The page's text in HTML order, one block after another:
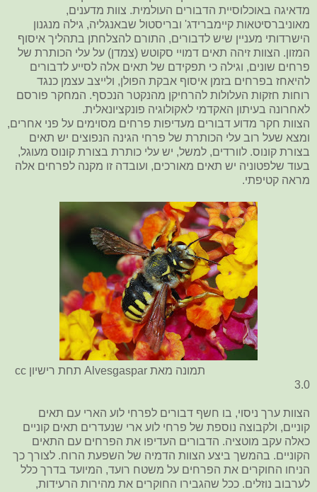
מדאיגה באוכלוסיית הדבורים העולמית. צוות מדענים,
מאוניברסיטאות קיימברידג' ובריסטול שבאנגליה, גילה מנגנון
הישרדותי מעניין שיש לדבורים, התורם להצלחתן בתהליך איסוף
המזון. הצוות זיהה תאים דמויי סקוטש (צמדן) על עלי הכותרת של
פרחים שונים, וגילה כי תפקידם של תאים אלה לסייע לדבורים
להיאחז בפרחים בזמן איסוף אבקת הפולן, ולייצב עצמן כנגד
רוחות חזקות העלולות להרחיקן מהנקטר הנכסף. המחקר פורסם
לאחרונה בעיתון האקדמי לאקולוגיה פונקציונאלית.
הצוות חקר מדוע דבורים מעדיפות פרחים מסוימים על פני אחרים,
ומצא שעל רוב עלי הכותרת של פרחי הגינה הנפוצים יש תאים
בצורת קונוס. לוורדים, למשל, יש עלי כותרת בצורת קונוס מעוגל,
בעוד שלפטוניה יש תאים מאורכים, ועובדה זו מקנה לפרחים אלה
מראה קטיפתי.
תמונה מאת Alvesgaspar תחת רישיון cc
3.0
הצוות ערך ניסוי, בו חשף דבורים לפרחי לוע הארי עם תאים
קוניים, ולקבוצה נוספת של פרחי לוע ארי שנעדרים תאים קוניים
כאלה עקב מוטציה. הדבורים העדיפו את הפרחים עם התאים
הקוניים. בהמשך ביצע הצוות הדמיה של השפעת הרוח. לצורך כך
הניחו החוקרים את הפרחים על משטח רועד, המיועד בדרך כלל
לערבוב נוזלים. ככל שהגבירו החוקרים את מהירות הרעידות,